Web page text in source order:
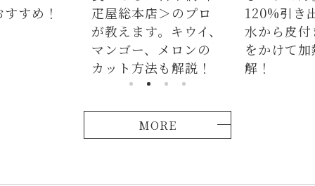
店＞のプロ
120%引き出すには、
水から皮付き＆時間
をかけて加熱が正
解！
ラダは
麺、よ
つかな
説！
MORE